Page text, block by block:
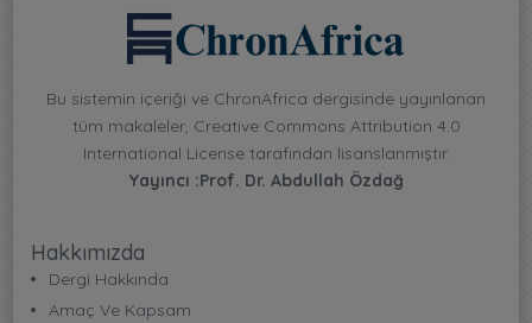
Bu sistemin içeriği ve ChronAfrica dergisinde yayınlanan
tüm makaleler, Creative Commons Attribution 4.0
International License tarafından lisanslanmıştır.
Yayıncı :Prof. Dr. Abdullah Özdağ
Hakkımızda
Dergi Hakkında
Amaç Ve Kapsam